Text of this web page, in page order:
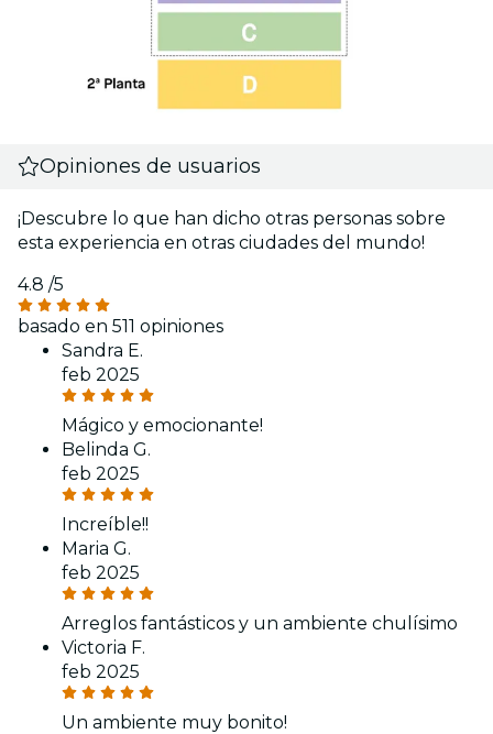
Opiniones de usuarios
¡Descubre lo que han dicho otras personas sobre
esta experiencia en otras ciudades del mundo!
4.8 /5
basado en 511 opiniones
Sandra E.
feb 2025
Mágico y emocionante!
Belinda G.
feb 2025
Increíble!!
Maria G.
feb 2025
Arreglos fantásticos y un ambiente chulísimo
Victoria F.
feb 2025
Un ambiente muy bonito!